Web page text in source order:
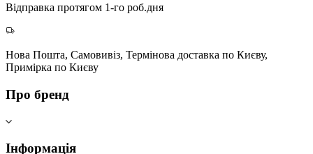
Відправка протягом 1-го роб.дня
Нова Пошта, Самовивіз, Термінова доставка по Києву,
Примірка по Києву
Про бренд
Інформація